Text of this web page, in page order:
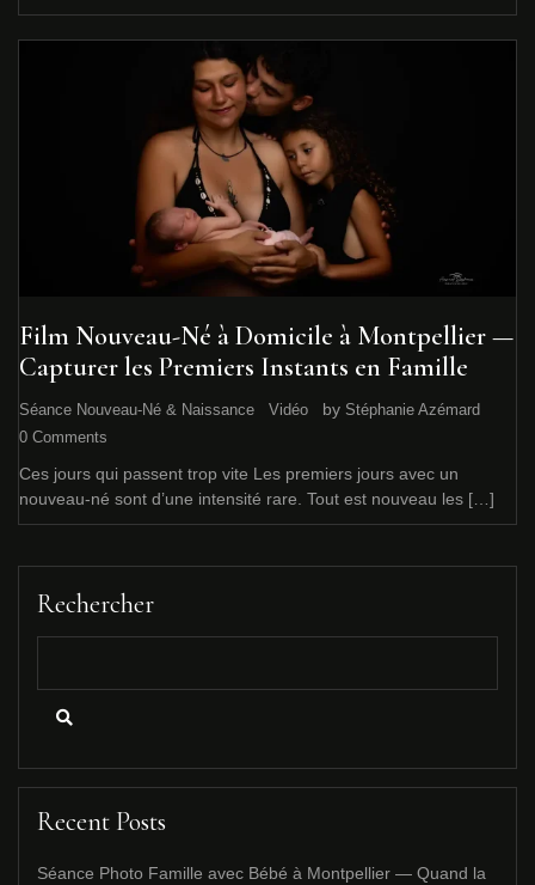
Film Nouveau-Né à Domicile à Montpellier —
Capturer les Premiers Instants en Famille
Séance Nouveau-Né & Naissance Vidéo by Stéphanie Azémard
0 Comments
Ces jours qui passent trop vite Les premiers jours avec un
nouveau-né sont d’une intensité rare. Tout est nouveau les […]
Rechercher
Recent Posts
Séance Photo Famille avec Bébé à Montpellier — Quand la